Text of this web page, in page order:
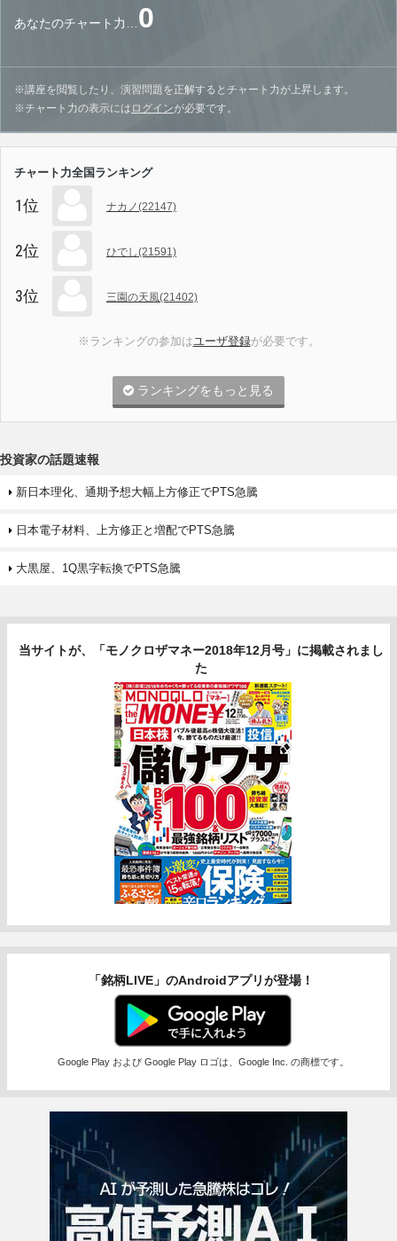
あなたのチャート力… 0
※講座を閲覧したり、演習問題を正解するとチャート力が上昇します。
※チャート力の表示には ログインが必要です。
チャート力全国ランキング
1位 ナカノ(22147)
2位 ひでし(21591)
3位 三園の天風(21402)
※ランキングの参加はユーザ登録が必要です。
ランキングをもっと見る
投資家の話題速報
新日本理化、通期予想大幅上方修正でPTS急騰
日本電子材料、上方修正と増配でPTS急騰
大黒屋、1Q黒字転換でPTS急騰
当サイトが、「モノクロザマネー2018年12月号」に掲載されまし
た
「銘柄LIVE」のAndroidアプリが登場！
Google Play および Google Play ロゴは、Google Inc. の商標です。